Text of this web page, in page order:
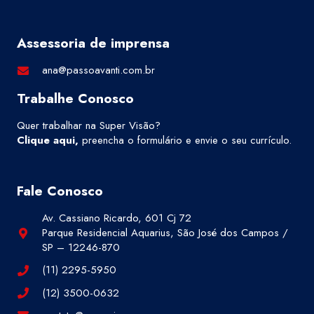
Assessoria de imprensa
ana@passoavanti.com.br
Trabalhe Conosco
Quer trabalhar na Super Visão?
Clique aqui, preencha o formulário e envie o seu currículo.
Fale Conosco
Av. Cassiano Ricardo, 601 Cj 72
Parque Residencial Aquarius, São José dos Campos /
SP – 12246-870
(11) 2295-5950
(12) 3500-0632